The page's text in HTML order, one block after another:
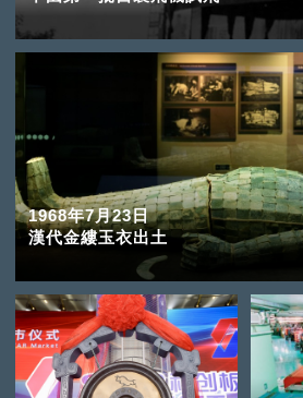
1968年7月23日
漢代金縷玉衣出土